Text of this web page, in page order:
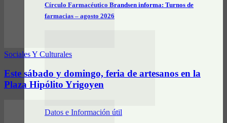
Círculo Farmacéutico Brandsen informa: Turnos de
farmacias – agosto 2026
Datos e Información útil
Sociales Y Culturales
Este sábado y domingo, feria de artesanos en la
Plaza Hipólito Yrigoyen